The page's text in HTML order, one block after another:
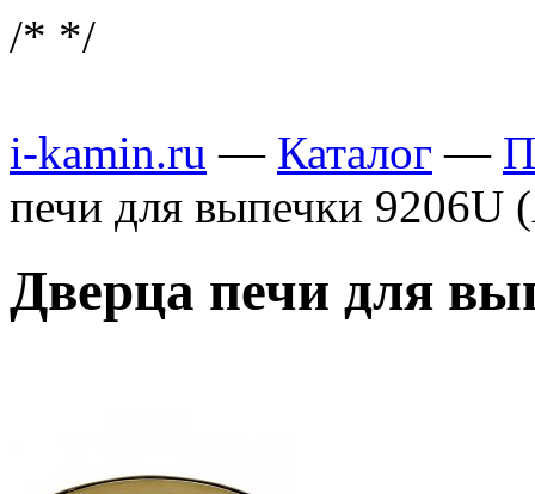
/* */
i-kamin.ru — Каталог —
печи для выпечки
Дверца печи для